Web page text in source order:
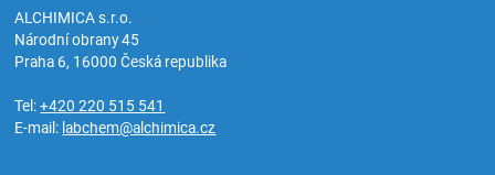
ALCHIMICA s.r.o.
Národní obrany 45
Praha 6, 16000Česká republika
Tel:+420 220 515 541
E-mail: labchem@alchimica.cz